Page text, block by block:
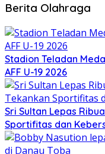
Berita Olahraga
Stadion Teladan
AFF U-19 2026
Sri Sultan Lepas
Sportifitas dan